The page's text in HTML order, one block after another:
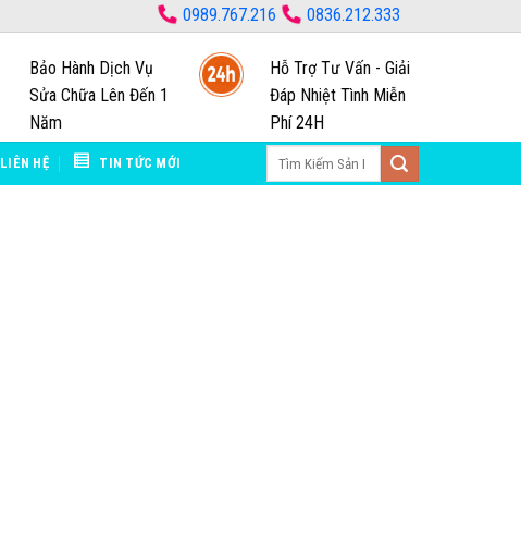
0989.767.216 0836.212.333
Bảo Hành Dịch Vụ
Sửa Chữa Lên Đến 1
Năm
Hỗ Trợ Tư Vấn - Giải
Đáp Nhiệt Tình Miễn
Phí 24H
LIÊN HỆ TIN TỨC MỚI